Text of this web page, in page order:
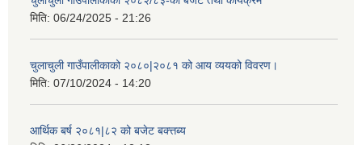
मिति: 06/24/2025 - 21:26
चुलाचुली गाउँपालीकाको २०८०|२०८१ को आय व्ययको विवरण।
मिति: 07/10/2024 - 14:20
आर्थिक बर्ष २०८१|८२ को बजेट बक्त्तब्य